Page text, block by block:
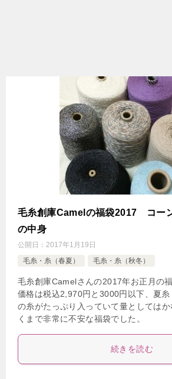
毛糸創庫Camelの福袋2017 コー
の中身
公開日： 2017年1月19日
毛糸・糸（春夏）
毛糸・糸（秋冬）
毛糸創庫Camelさんの2017年お正月の
価格は税込2,970円と3000円以下、夏
の糸がたっぷり入っていて量としては
くまで非常に不安な福袋でした。
続きを読む